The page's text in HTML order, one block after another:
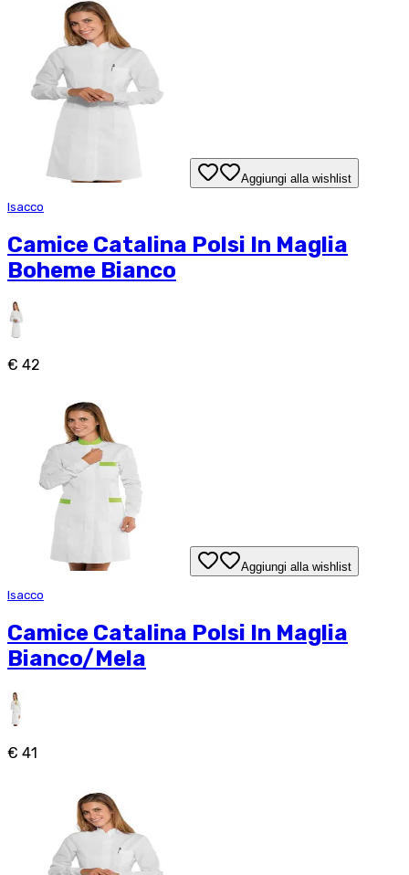
Aggiungi alla wishlist
Isacco
Camice Catalina Polsi In Maglia
Boheme Bianco
€ 42
Aggiungi alla wishlist
Isacco
Camice Catalina Polsi In Maglia
Bianco/Mela
€ 41